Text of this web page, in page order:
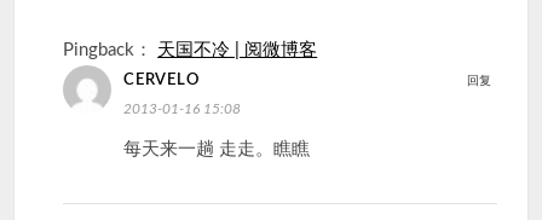
Pingback： 天国不冷 | 阅微博客
CERVELO
2013-01-16 15:08
每天来一趟 走走。瞧瞧
回复